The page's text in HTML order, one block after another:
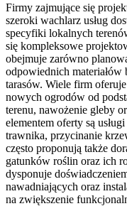
Firmy zajmujące się
szeroki wachlarz usług
specyfiki lokalnych
się kompleksowe
obejmuje zarówno
odpowiednich
tarasów. Wiele firm
nowych ogrodów od
terenu, nawożenie gleby
elementem oferty są
trawnika, przycinanie
często proponują także
gatunków roślin oraz ich
dysponuje
nawadniających oraz
na zwiększenie